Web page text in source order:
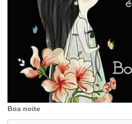
Boa noite